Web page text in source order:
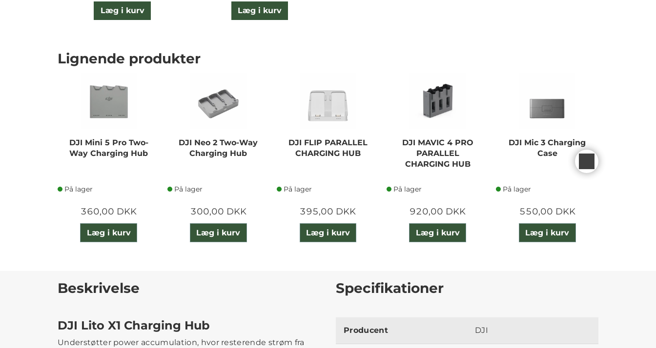
Læg i kurv Læg i kurv
Lignende produkter
DJI Mini 5 Pro Two-
Way Charging Hub
På lager
360,00 DKK
Læg i kurv
DJI Neo 2 Two-Way
Charging Hub
På lager
300,00 DKK
Læg i kurv
DJI FLIP PARALLEL
CHARGING HUB
På lager
395,00 DKK
Læg i kurv
DJI MAVIC 4 PRO
PARALLEL
CHARGING HUB
På lager
920,00 DKK
Læg i kurv
DJI Mic 3 Charging
Case
På lager
550,00 DKK
Læg i kurv
Beskrivelse
DJI Lito X1 Charging Hub
Understøtter power accumulation, hvor resterende strøm fra
Specifikationer
Producent DJI